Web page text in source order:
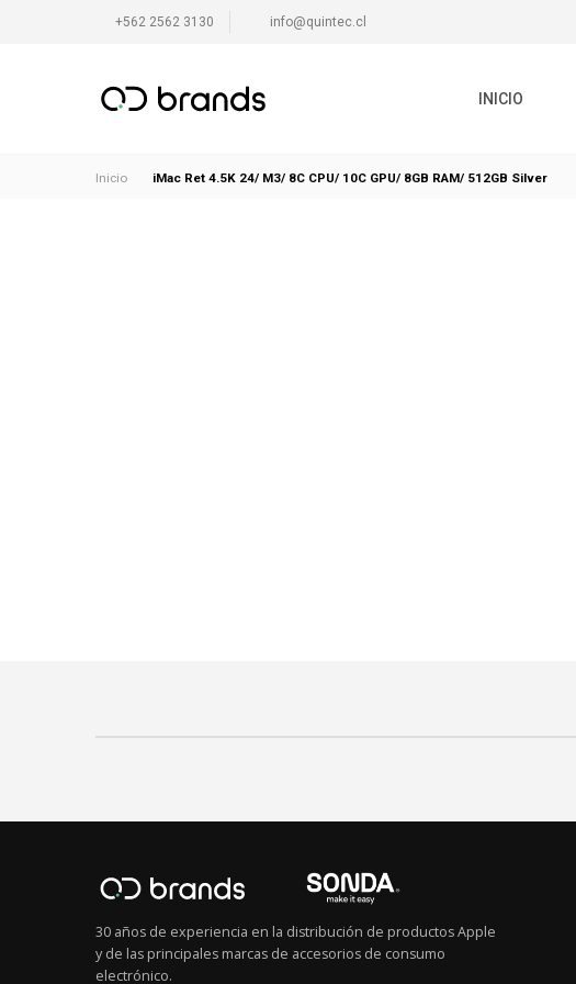
+562 2562 3130 info@quintec.cl
INICIO
Inicio iMac Ret 4.5K 24/ M3/ 8C CPU/ 10C GPU/ 8GB RAM/ 512GB Silver
30 años de experiencia en la distribución de productos Apple
y de las principales marcas de accesorios de consumo
electrónico.